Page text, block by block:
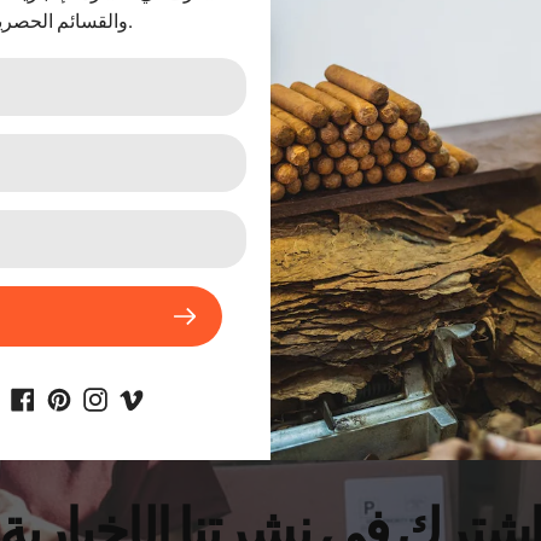
دخان سجائر عبوات
والقسائم الحصرية.